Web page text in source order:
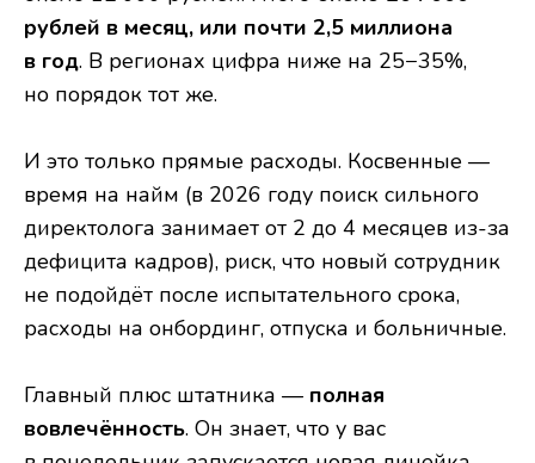
рублей в месяц, или почти 2,5 миллиона
в год. В регионах цифра ниже на 25−35%,
но порядок тот же.
И это только прямые расходы. Косвенные —
время на найм (в 2026 году поиск сильного
директолога занимает от 2 до 4 месяцев из-за
дефицита кадров), риск, что новый сотрудник
не подойдёт после испытательного срока,
расходы на онбординг, отпуска и больничные.
Главный плюс штатника — полная
вовлечённость. Он знает, что у вас